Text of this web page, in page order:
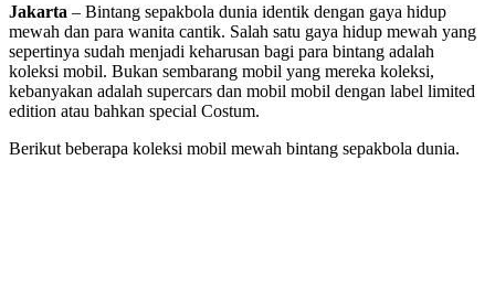
Jakarta – Bintang sepakbola dunia identik dengan gaya hidup
mewah dan para wanita cantik. Salah satu gaya hidup mewah yang
sepertinya sudah menjadi keharusan bagi para bintang adalah
koleksi mobil. Bukan sembarang mobil yang mereka koleksi,
kebanyakan adalah supercars dan mobil mobil dengan label limited
edition atau bahkan special Costum.
Berikut beberapa koleksi mobil mewah bintang sepakbola dunia.